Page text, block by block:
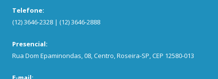
Telefone:
(12) 3646-2328 | (12) 3646-2888
Presencial:
Rua Dom Epaminondas, 08, Centro, Roseira-SP, CEP 12580-013